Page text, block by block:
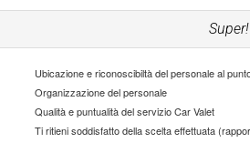
Super!
Organizzazione del personale
Qualità e puntualità del servizio Car Valet